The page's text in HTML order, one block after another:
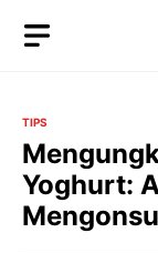
TIPS
Yoghurt: